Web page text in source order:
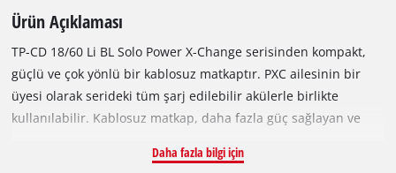
Ürün Açıklaması
TP-CD 18/60 Li BL Solo Power X-Change serisinden kompakt,
güçlü ve çok yönlü bir kablosuz matkaptır. PXC ailesinin bir
üyesi olarak serideki tüm şarj edilebilir akülerle birlikte
kullanılabilir. Kablosuz matkap, daha fazla güç sağlayan ve
çalışan fırçasız motoru sayesinde oldukça esnek, çok
Daha fazla bilgi için